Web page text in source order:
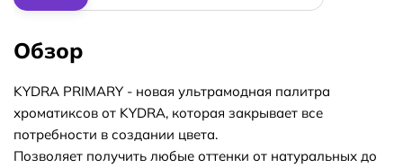
Обзор
KYDRA PRIMARY - новая ультрамодная палитра
хроматиксов от KYDRA, которая закрывает все
потребности в создании цвета.
Позволяет получить любые оттенки от натуральных до